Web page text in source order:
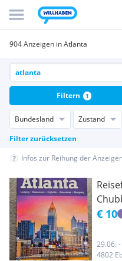
904 Anzeigen in Atlanta
Bundesland Zustand
Filter zurücksetzen
Filtern 1
Infos zur Reihung der
€ 10
29.06.
4802